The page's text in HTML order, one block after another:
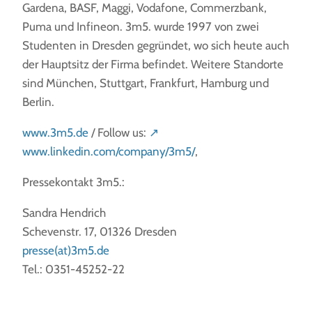
Gardena, BASF, Maggi, Vodafone, Commerzbank,
Puma und Infineon. 3m5. wurde 1997 von zwei
Studenten in Dresden gegründet, wo sich heute auch
der Hauptsitz der Firma befindet. Weitere Standorte
sind München, Stuttgart, Frankfurt, Hamburg und
Berlin.
www.3m5.de / Follow us: ↗
www.linkedin.com/company/3m5/,
Pressekontakt 3m5.:
Sandra Hendrich
Schevenstr. 17, 01326 Dresden
presse(at)3m5.de
Tel.: 0351-45252-22